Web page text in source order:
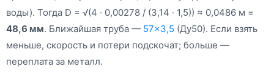
воды). Тогда D = √(4 · 0,00278 / (3,14 · 1,5)) ≈ 0,0486 м =
48,6 мм. Ближайшая труба — 57×3,5 (Ду50). Если взять
меньше, скорость и потери подскочат; больше —
переплата за металл.